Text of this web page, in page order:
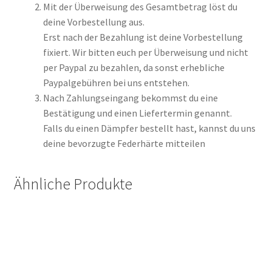
Mit der Überweisung des Gesamtbetrag löst du
deine Vorbestellung aus.
Erst nach der Bezahlung ist deine Vorbestellung
fixiert. Wir bitten euch per Überweisung und nicht
per Paypal zu bezahlen, da sonst erhebliche
Paypalgebühren bei uns entstehen.
Nach Zahlungseingang bekommst du eine
Bestätigung und einen Liefertermin genannt.
Falls du einen Dämpfer bestellt hast, kannst du uns
deine bevorzugte Federhärte mitteilen
Ähnliche Produkte